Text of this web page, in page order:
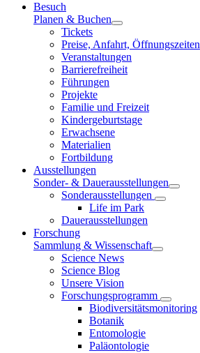
Besuch
Planen & Buchen
Tickets
Preise, Anfahrt, Öffnungszeiten
Veranstaltungen
Barrierefreiheit
Führungen
Projekte
Familie und Freizeit
Kindergeburtstage
Erwachsene
Materialien
Fortbildung
Ausstellungen
Sonder- & Dauerausstellungen
Sonderausstellungen
Life im Park
Dauerausstellungen
Forschung
Sammlung & Wissenschaft
Science News
Science Blog
Unsere Vision
Forschungsprogramm
Biodiversitätsmonitoring
Botanik
Entomologie
Paläontologie